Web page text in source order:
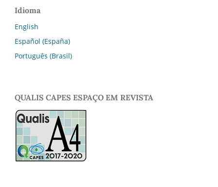
Idioma
English
Español (España)
Português (Brasil)
QUALIS CAPES ESPAÇO EM REVISTA